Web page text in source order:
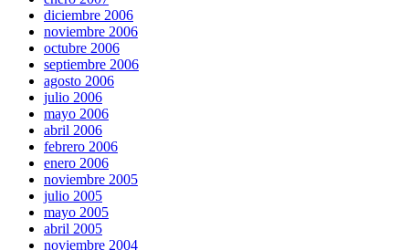
diciembre 2006
noviembre 2006
octubre 2006
septiembre 2006
agosto 2006
julio 2006
mayo 2006
abril 2006
febrero 2006
enero 2006
noviembre 2005
julio 2005
mayo 2005
abril 2005
noviembre 2004